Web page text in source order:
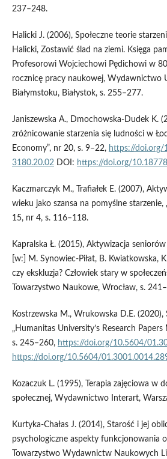
237–248.
Halicki J. (2006), Społeczne teorie
Halicki, Zostawić ślad na ziemi. Księga
Profesorowi Wojciechowi Pędichowi w
rocznicę pracy naukowej, Wydawnictwo
Białymstoku, Białystok, s. 255–277.
Janiszewska A., Dmochowska‑Dudek K.
zróżnicowanie starzenia się ludności w
Economy”, nr 20, s. 9–22, https://
3180.20.02DOI: https://doi.org/
Kaczmarczyk M., Trafiałek E. (2007),
wieku jako szansa na pomyślne starzenie,
15, nr 4, s. 116–118.
Kapralska Ł. (2015), Aktywizacja
[w:] M. Synowiec‑Piłat, B. Kwiatkowska,
czy ekskluzja? Człowiek stary w
Towarzystwo Naukowe, Wrocław, s.
Kostrzewska M., Wrukowska D.E. (2020),
„Humanitas University’s Research
s. 245–260, https://doi.org/10.5604/
https://doi.org/10.5604/
Kozaczuk L. (1995), Terapia zajęciowa w
społecznej, Wydawnictwo Interart,
Kurtyka‑Chałas J. (2014), Starość i jej
psychologiczne aspekty funkcjonowania
Towarzystwo Wydawnictw Naukowych